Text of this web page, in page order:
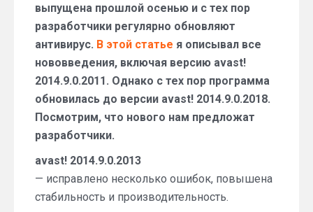
выпущена прошлой осенью и с тех пор
разработчики регулярно обновляют
антивирус. В этой статье я описывал все
нововведения, включая версию avast!
2014.9.0.2011. Однако с тех пор программа
обновилась до версии avast! 2014.9.0.2018.
Посмотрим, что нового нам предложат
разработчики.
avast! 2014.9.0.2013
— исправлено несколько ошибок, повышена
стабильность и производительность.